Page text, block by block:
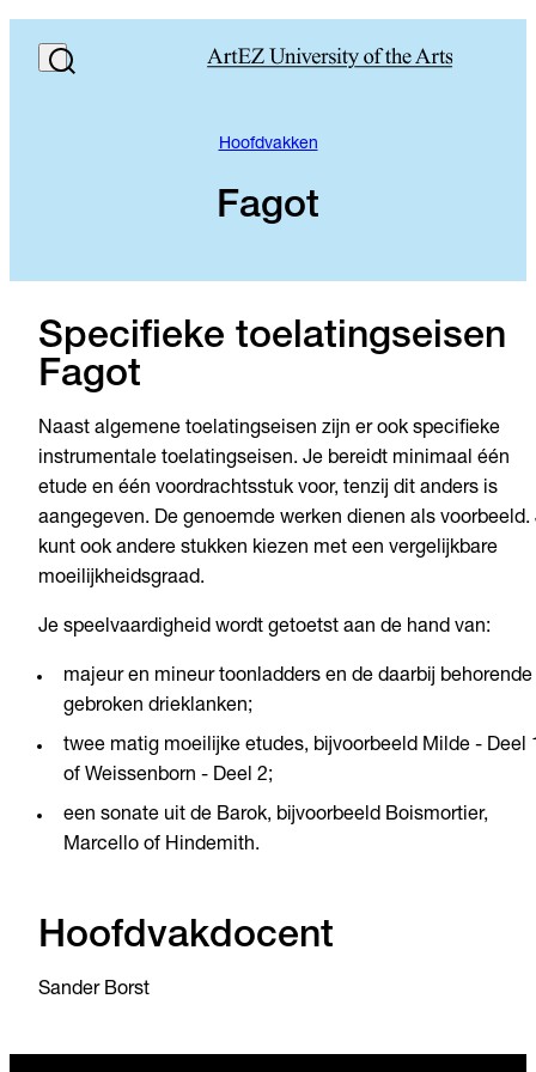
Hoofdvakken
Fagot
Specifieke toelatingseisen
Fagot
Naast algemene toelatingseisen zijn er ook specifieke
instrumentale toelatingseisen. Je bereidt minimaal één
etude en één voordrachtsstuk voor, tenzij dit anders is
aangegeven. De genoemde werken dienen als voorbeeld.
kunt ook andere stukken kiezen met een vergelijkbare
moeilijkheidsgraad.
Je speelvaardigheid wordt getoetst aan de hand van:
majeur en mineur toonladders en de daarbij behorende
gebroken drieklanken;
twee matig moeilijke etudes, bijvoorbeeld Milde - Deel
of Weissenborn - Deel 2;
een sonate uit de Barok, bijvoorbeeld Boismortier,
Marcello of Hindemith.
Hoofdvakdocent
Sander Borst